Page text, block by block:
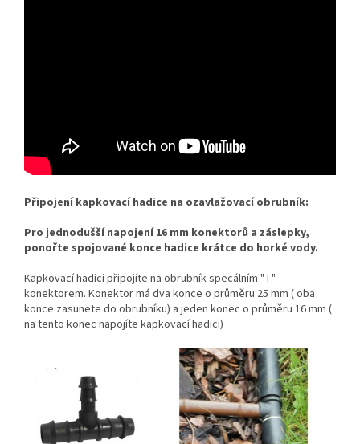
Připojení kapkovací hadice na ozavlažovací obrubník:
Pro jednodušší napojení 16 mm konektorů a záslepky,
ponořte spojované konce hadice krátce do horké vody.
Kapkovací hadici připojíte na obrubník specálním "T"
konektorem. Konektor má dva konce o průměru 25 mm ( oba
konce zasunete do obrubníku) a jeden konec o průměru 16 mm (
na tento konec napojíte kapkovací hadici)